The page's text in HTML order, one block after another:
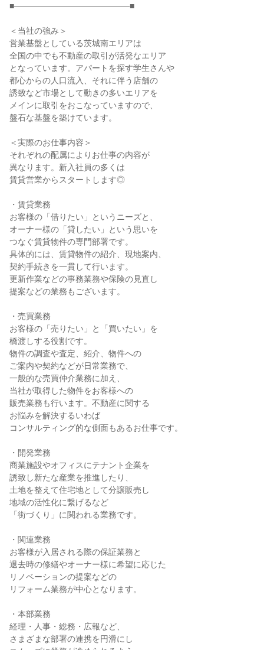
■――――――――――――――■
＜当社の強み＞
営業基盤としている茨城南エリアは
全国の中でも不動産の取引が活発なエリア
となっています。アパートを探す学生さんや
都心からの人口流入、それに伴う店舗の
誘致など市場として動きの多いエリアを
メインに取引をおこなっていますので、
盤石な基盤を築けています。
＜実際のお仕事内容＞
それぞれの配属によりお仕事の内容が
異なります。新入社員の多くは
賃貸営業からスタートします◎
・賃貸業務
お客様の「借りたい」というニーズと、
オーナー様の「貸したい」という思いを
つなぐ賃貸物件の専門部署です。
具体的には、賃貸物件の紹介、現地案内、
契約手続きを一貫して行います。
更新作業などの事務業務や保険の見直し
提案などの業務もございます。
・売買業務
お客様の「売りたい」と「買いたい」を
橋渡しする役割です。
物件の調査や査定、紹介、物件への
ご案内や契約などが日常業務で、
一般的な売買仲介業務に加え、
当社が取得した物件をお客様への
販売業務も行います。不動産に関する
お悩みを解決するいわば
コンサルティング的な側面もあるお仕事です。
・開発業務
商業施設やオフィスにテナント企業を
誘致し新たな産業を推進したり、
土地を整えて住宅地として分譲販売し
地域の活性化に繋げるなど
「街づくり」に関われる業務です。
・関連業務
お客様が入居される際の保証業務と
退去時の修繕やオーナー様に希望に応じた
リノベーションの提案などの
リフォーム業務が中心となります。
・本部業務
経理・人事・総務・広報など、
さまざまな部署の連携を円滑にし